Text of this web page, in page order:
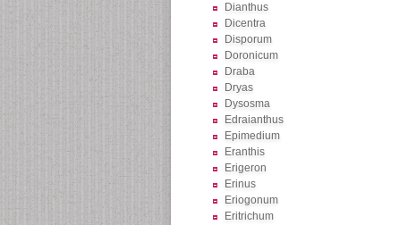
Dianthus
Dicentra
Disporum
Doronicum
Draba
Dryas
Dysosma
Edraianthus
Epimedium
Eranthis
Erigeron
Erinus
Eriogonum
Eritrichum